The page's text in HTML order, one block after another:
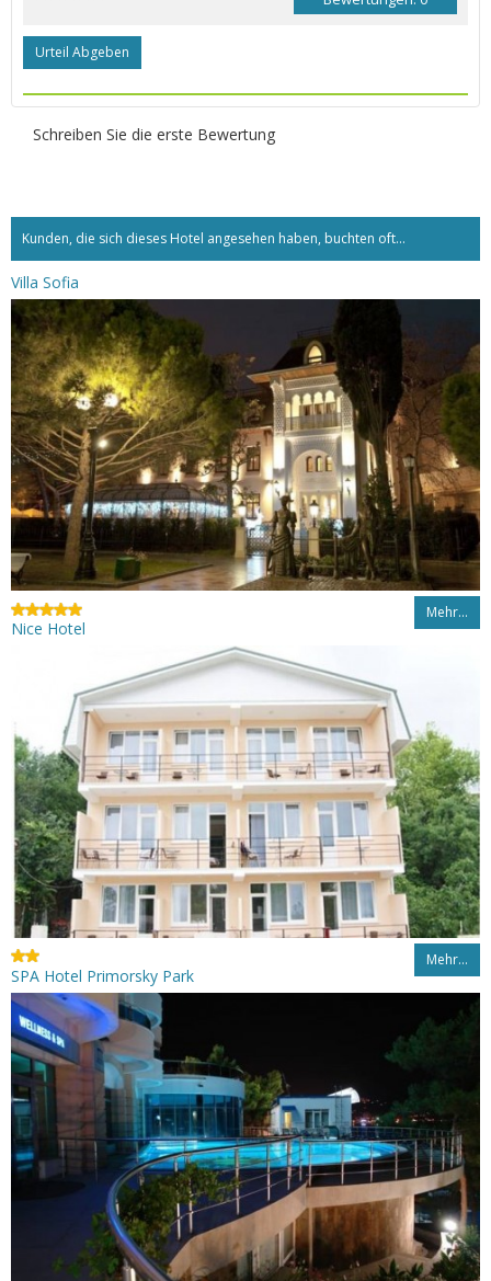
Urteil Abgeben
Schreiben Sie die erste Bewertung
Kunden, die sich dieses Hotel angesehen haben, buchten oft...
Villa Sofia
Mehr…
Nice Hotel
Mehr…
SPA Hotel Primorsky Park